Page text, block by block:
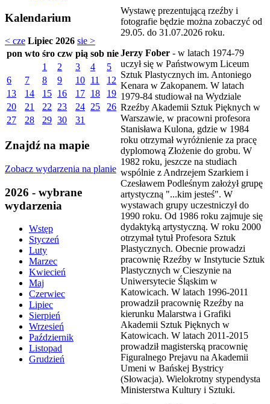
Kalendarium
< cze Lipiec 2026 sie >
pon wto śro czw pią sob nie
1
2 3 4
5
6
7 8 9 10 11
12
13
14 15 16 17 18
19
20
21 22 23 24 25
26
27
28 29 30 31
Znajdź na mapie
Zobacz wydarzenia na planie
2026 - wybrane
wydarzenia
Wstęp
Styczeń
Luty
Marzec
Kwiecień
Maj
Czerwiec
Lipiec
Sierpień
Wrzesień
Październik
Listopad
Grudzień
Wystawę prezentującą rzeźby i
fotografie będzie można zobaczyć od
29.05. do 31.07.2026 roku.
Jerzy Fober - w latach 1974-79
uczył się w Państwowym Liceum
Sztuk Plastycznych im. Antoniego
Kenara w Zakopanem. W latach
1979-84 studiował na Wydziale
Rzeźby Akademii Sztuk Pięknych w
Warszawie, w pracowni profesora
Stanisława Kulona, gdzie w 1984
roku otrzymał wyróżnienie za pracę
dyplomową Złożenie do grobu. W
1982 roku, jeszcze na studiach
wspólnie z Andrzejem Szarkiem i
Czesławem Podleśnym założył grupę
artystyczną "...kim jesteś". W
wystawach grupy uczestniczył do
1990 roku. Od 1986 roku zajmuje się
dydaktyką artystyczną. W roku 2000
otrzymał tytuł Profesora Sztuk
Plastycznych. Obecnie prowadzi
pracownię Rzeźby w Instytucie Sztuk
Plastycznych w Cieszynie na
Uniwersytecie Śląskim w
Katowicach. W latach 1996-2011
prowadził pracownię Rzeźby na
kierunku Malarstwa i Grafiki
Akademii Sztuk Pięknych w
Katowicach. W latach 2011-2015
prowadził magisterską pracownię
Figuralnego Prejavu na Akademii
Umeni w Bańskej Bystricy
(Słowacja). Wielokrotny stypendysta
Ministerstwa Kultury i Sztuki.